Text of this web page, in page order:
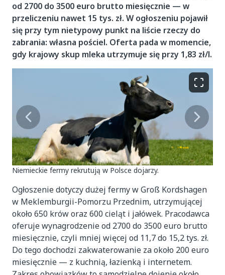
od 2700 do 3500 euro brutto miesięcznie — w
przeliczeniu nawet 15 tys. zł. W ogłoszeniu pojawił
się przy tym nietypowy punkt na liście rzeczy do
zabrania: własna pościel. Oferta pada w momencie,
gdy krajowy skup mleka utrzymuje się przy 1,83 zł/l.
Niemieckie fermy rekrutują w Polsce dojarzy.
Ogłoszenie dotyczy dużej fermy w Groß Kordshagen
w Meklemburgii-Pomorzu Przednim, utrzymującej
około 650 krów oraz 600 cieląt i jałówek. Pracodawca
oferuje wynagrodzenie od 2700 do 3500 euro brutto
miesięcznie, czyli mniej więcej od 11,7 do 15,2 tys. zł.
Do tego dochodzi zakwaterowanie za około 200 euro
miesięcznie — z kuchnią, łazienką i internetem.